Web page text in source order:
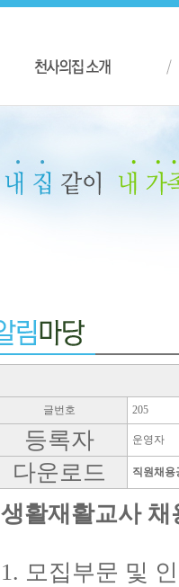
글번호 205
등록자 운영자
다운로드 직원채용
생활재활교사 채
1. 모집부문 및